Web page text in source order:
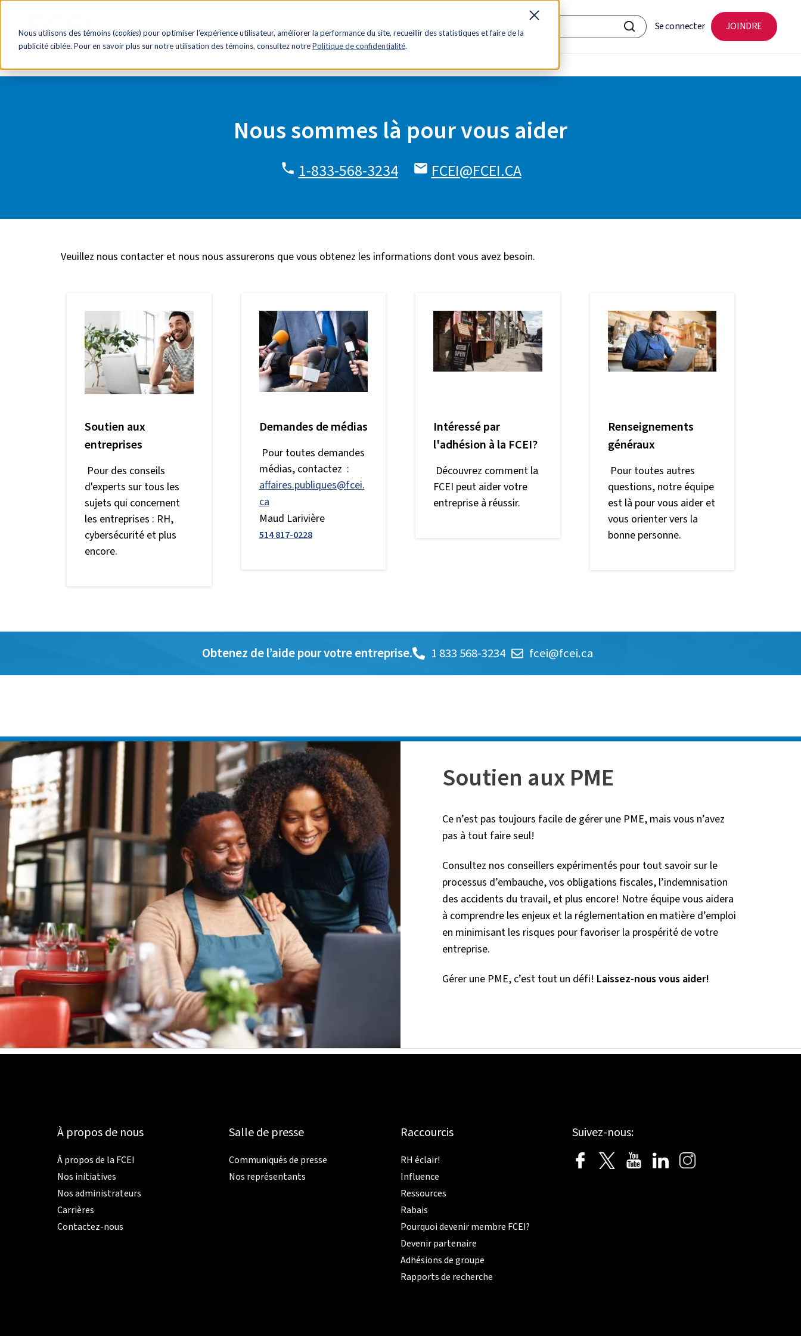
Nous utilisons des témoins (cookies) pour optimiser l’expérience utilisateur, améliorer la performance du site, recueillir des statistiques et faire de la
publicité ciblée. Pour en savoir plus sur notre utilisation des témoins, consultez notrePolitique de confidentialité.
Se connecter JOINDRE
Nous sommes là pour vous aider
1-833-568-3234 FCEI@FCEI.CA
Veuillez nous contacter et nous nous assurerons que vous obtenez les informations dont vous avez besoin.
Soutien aux
entreprises
Pour des conseils
d'experts sur tous les
sujets qui concernent
les entreprises : RH,
cybersécurité et plus
encore.
Demandes de médias
Pour toutes demandes
médias, contactez :
affaires.publiques@fcei.
ca
Maud Larivière
514 817-0228
Intéressé par
l'adhésion à la FCEI?
Découvrez comment la
FCEI peut aider votre
entreprise à réussir.
Renseignements
généraux
Pour toutes autres
questions, notre équipe
est là pour vous aider et
vous orienter vers la
bonne personne.
Obtenez de l’aide pour votre entreprise. 1 833 568-3234 fcei@fcei.ca
Soutien aux PME
Ce n’est pas toujours facile de gérer une PME, mais vous n’avez
pas à tout faire seul!
Consultez nos conseillers expérimentés pour tout savoir sur le
processus d’embauche, vos obligations fiscales, l’indemnisation
des accidents du travail, et plus encore! Notre équipe vous aidera
à comprendre les enjeux et la réglementation en matière d’emploi
en minimisant les risques pour favoriser la prospérité de votre
entreprise.
Gérer une PME, c’est tout un défi! Laissez-nous vous aider!
À propos de nous
À propos de la FCEI
Nos initiatives
Nos administrateurs
Carrières
Contactez-nous
Salle de presse
Communiqués de presse
Nos représentants
Raccourcis
RH éclair!
Influence
Ressources
Rabais
Pourquoi devenir membre FCEI?
Devenir partenaire
Adhésions de groupe
Rapports de recherche
Suivez-nous: